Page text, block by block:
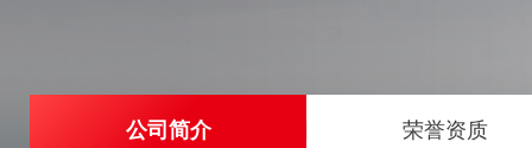
公司简介 荣誉资质